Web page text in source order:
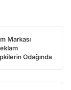
Markası
Odağında